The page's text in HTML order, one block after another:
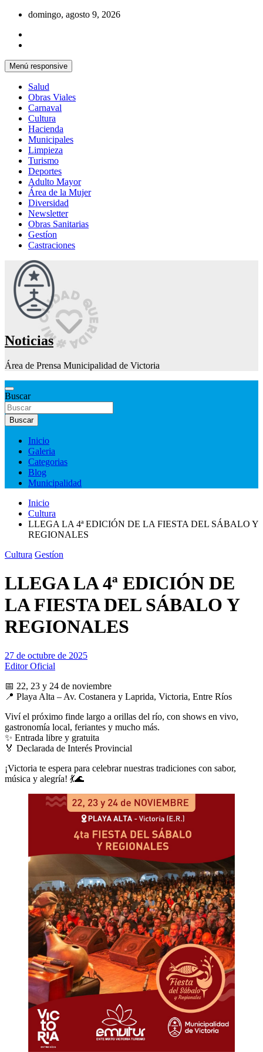
Saltar
contenido
domingo, agosto 9, 2026
Menú responsive
Salud
Obras Viales
Carnaval
Cultura
Hacienda
Municipales
Limpieza
Turismo
Deportes
Adulto Mayor
Área de la Mujer
Diversidad
Newsletter
Obras Sanitarias
Gestíon
Castraciones
Noticias
Área de Prensa Municipalidad de Victoria
Buscar
Buscar
Inicio
Galeria
Categorias
Blog
Municipalidad
Inicio
Cultura
LLEGA LA 4ª EDICIÓN DE LA FIESTA DEL SÁBALO Y
REGIONALES
Cultura Gestíon
LLEGA LA 4ª EDICIÓN DE
LA FIESTA DEL SÁBALO Y
REGIONALES
27 de octubre de 2025
Editor Oficial
📅 22, 23 y 24 de noviembre
📍 Playa Alta – Av. Costanera y Laprida, Victoria, Entre Ríos
Viví el próximo finde largo a orillas del río, con shows en vivo,
gastronomía local, feriantes y mucho más.
✨ Entrada libre y gratuita
🏅 Declarada de Interés Provincial
¡Victoria te espera para celebrar nuestras tradiciones con sabor,
música y alegría! 💃🌊